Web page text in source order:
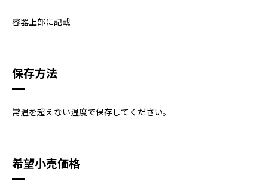
容器上部に記載
保存方法
常温を超えない温度で保存してください。
希望小売価格